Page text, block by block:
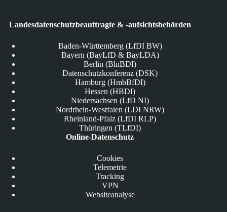
Landesdatenschutzbeauftragte & -aufsichtsbehörden
Baden-Württemberg (LfDI BW)
Bayern (BayLfD & BayLDA)
Berlin (BlnBDI)
Datenschutzkonferenz (DSK)
Hamburg (HmbBfDI)
Hessen (HBDI)
Niedersachsen (LfD NI)
Nordrhein-Westfalen (LDI NRW)
Rheinland-Pfalz (LfDI RLP)
Thüringen (TLfDI)
Online-Datenschutz
Cookies
Telemetrie
Tracking
VPN
Websiteanalyse